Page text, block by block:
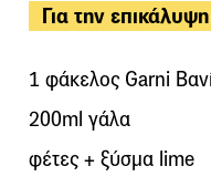
Για την επικάλυψη
1 φάκελος Garni
200ml γάλα
φέτες + ξύσμα lime